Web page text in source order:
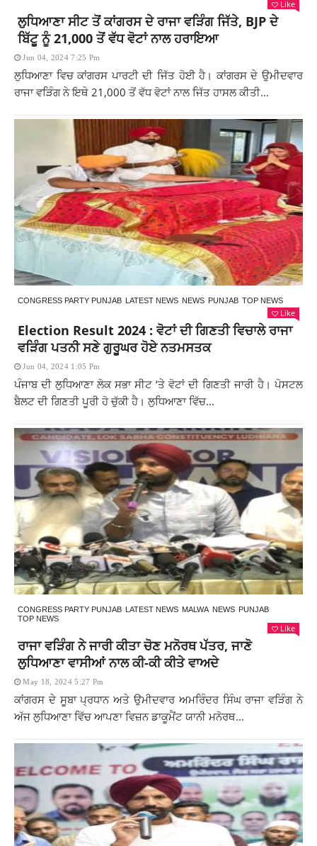
Like
ਲੁਧਿਆਣਾ ਸੀਟ ਤੋਂ ਕਾਂਗਰਸ ਦੇ ਰਾਜਾ ਵੜਿੰਗ ਜਿੱਤੇ, BJP ਦੇ
ਬਿੱਟੂ ਨੂੰ 21,000 ਤੋਂ ਵੱਧ ਵੋਟਾਂ ਨਾਲ ਹਰਾਇਆ
Jun 04, 2024 7:25 Pm
ਲੁਧਿਆਣਾ ਵਿਚ ਕਾਂਗਰਸ ਪਾਰਟੀ ਦੀ ਜਿੱਤ ਹੋਈ ਹੈ। ਕਾਂਗਰਸ ਦੇ ਉਮੀਦਵਾਰ
ਰਾਜਾ ਵੜਿੰਗ ਨੇ ਇਥੇ 21,000 ਤੋਂ ਵੱਧ ਵੋਟਾਂ ਨਾਲ ਜਿੱਤ ਹਾਸਲ ਕੀਤੀ...
CONGRESS PARTY PUNJAB LATEST NEWS NEWS PUNJAB TOP NEWS
Like
Election Result 2024 : ਵੋਟਾਂ ਦੀ ਗਿਣਤੀ ਵਿਚਾਲੇ ਰਾਜਾ
ਵੜਿੰਗ ਪਤਨੀ ਸਣੇ ਗੁਰੂਘਰ ਹੋਏ ਨਤਮਸਤਕ
Jun 04, 2024 1:05 Pm
ਪੰਜਾਬ ਦੀ ਲੁਧਿਆਣਾ ਲੋਕ ਸਭਾ ਸੀਟ ‘ਤੇ ਵੋਟਾਂ ਦੀ ਗਿਣਤੀ ਜਾਰੀ ਹੈ। ਪੋਸਟਲ
ਬੈਲਟ ਦੀ ਗਿਣਤੀ ਪੂਰੀ ਹੋ ਚੁੱਕੀ ਹੈ। ਲੁਧਿਆਣਾ ਵਿੱਚ...
CONGRESS PARTY PUNJAB LATEST NEWS MALWA NEWS PUNJAB
TOP NEWS
Like
ਰਾਜਾ ਵੜਿੰਗ ਨੇ ਜਾਰੀ ਕੀਤਾ ਚੋਣ ਮਨੋਰਥ ਪੱਤਰ, ਜਾਣੋ
ਲੁਧਿਆਣਾ ਵਾਸੀਆਂ ਨਾਲ ਕੀ-ਕੀ ਕੀਤੇ ਵਾਅਦੇ
May 18, 2024 5:27 Pm
ਕਾਂਗਰਸ ਦੇ ਸੂਬਾ ਪ੍ਰਧਾਨ ਅਤੇ ਉਮੀਦਵਾਰ ਅਮਰਿੰਦਰ ਸਿੰਘ ਰਾਜਾ ਵੜਿੰਗ ਨੇ
ਅੱਜ ਲੁਧਿਆਣਾ ਵਿੱਚ ਆਪਣਾ ਵਿਜ਼ਨ ਡਾਕੂਮੈਂਟ ਯਾਨੀ ਮਨੋਰਥ...